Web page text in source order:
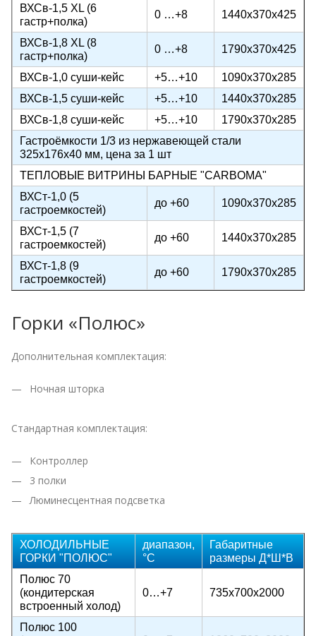
ВХСв-1,5 ХL (6
гастр+полка)
0 …+8 1440х370х425
ВХСв-1,8 ХL (8
гастр+полка)
0 …+8 1790х370х425
ВХСв-1,0 суши-кейс +5…+10
1090х370х285
ВХСв-1,5 суши-кейс
+5…+10
1440х370х285
ВХСв-1,8 суши-кейс
+5…+10
1790х370х285
Гастроёмкости 1/3 из нержавеющей стали
325х176х40 мм, цена за 1 шт
ТЕПЛОВЫЕ ВИТРИНЫ БАРНЫЕ "CARBOMA"
ВХСт-1,0 (5
гастроемкостей)
до +60 1090х370х285
ВХСт-1,5 (7
гастроемкостей)
до +60 1440х370х285
ВХСт-1,8 (9
гастроемкостей)
до +60 1790х370х285
Горки «Полюс»
Дополнительная комплектация:
Ночная шторка
Стандартная комплектация:
Контроллер
3 полки
Люминесцентная подсветка
ХОЛОДИЛЬНЫЕ
ГОРКИ "ПОЛЮС"
диапазон,
°C
Габаритные
размеры Д*Ш*В
Полюс 70
(кондитерская
встроенный холод)
0…+7 735х700х2000
Полюс 100